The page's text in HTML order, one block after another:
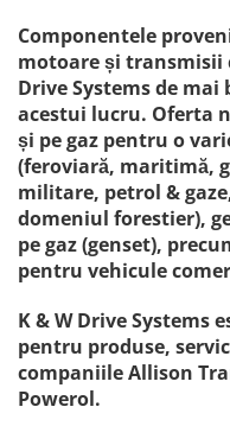
Componentele
motoare și transmisii
Drive Systems de mai
acestui lucru. Oferta
și pe gaz pentru o
(feroviară, maritimă,
militare, petrol &
domeniul forestier),
pe gaz (genset),
pentru vehicule
K & W Drive Systems
pentru produse,
companiile Allison
Powerol.